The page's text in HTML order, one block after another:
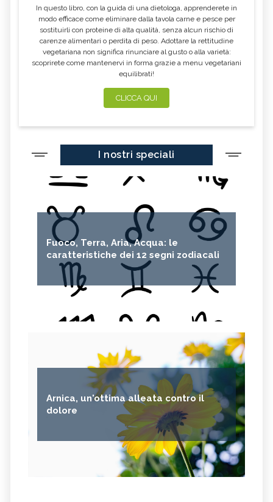
In questo libro, con la guida di una dietologa, apprenderete in
modo efficace come eliminare dalla tavola carne e pesce per
sostituirli con proteine di alta qualità, senza alcun rischio di
carenze alimentari o perdita di peso. Adottare la rettitudine
vegetariana non significa rinunciare al gusto o alla varietà:
scoprirete come mantenervi in forma grazie a menu vegetariani
equilibrati!
CLICCA QUI
I nostri speciali
Fuoco, Terra, Aria, Acqua: le
caratteristiche dei 12 segni zodiacali
Arnica, un'ottima alleata contro il
dolore